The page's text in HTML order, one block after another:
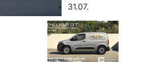
31.07.